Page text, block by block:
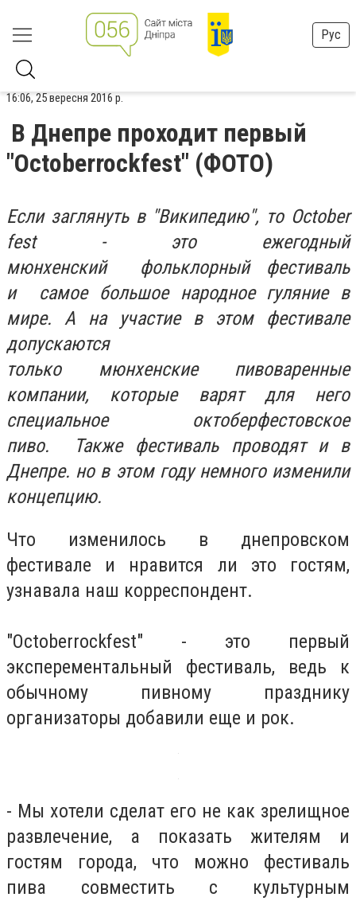
Рус
16:06, 25 вересня 2016 р.
В Днепре проходит первый
"Octoberrockfest" (ФОТО)
Если заглянуть в "Википедию", то October
fest - это ежегодный
мюнхенский фольклорный фестиваль
и самое большое народное гуляние в
мире. А на участие в этом фестивале
допускаются
только мюнхенские пивоваренные
компании, которые варят для него
специальное октоберфестовское
пиво. Также фестиваль проводят и в
Днепре. но в этом году немного изменили
концепцию.
Что изменилось в днепровском
фестивале и нравится ли это гостям,
узнавала наш корреспондент.
"Octoberrockfest" - это первый
эксперементальный фестиваль, ведь к
обычному пивному празднику
организаторы добавили еще и рок.
- Мы хотели сделат его не как зрелищное
развлечение, а показать жителям и
гостям города, что можно фестиваль
пива совместить с культурным